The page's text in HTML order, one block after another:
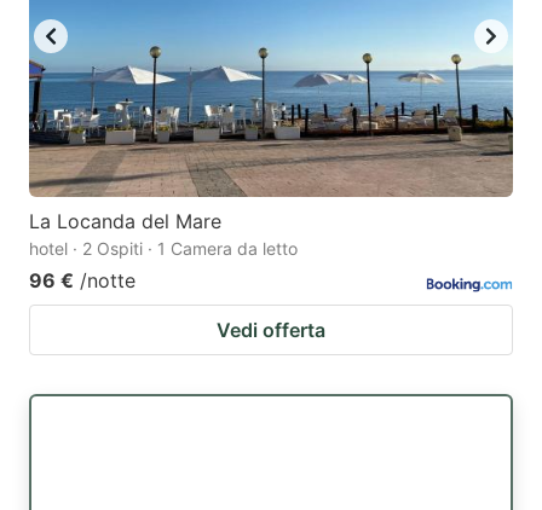
La Locanda del Mare
hotel · 2 Ospiti · 1 Camera da letto
96 € /notte
Vedi offerta